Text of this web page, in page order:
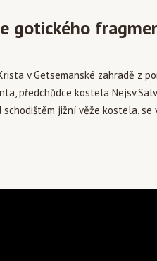
gotického
v Getsemanské zahradě z
předchůdce kostela
jižní věže kostela,